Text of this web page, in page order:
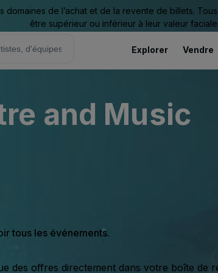
de l’achat et de la revente de billets.
être supérieur ou inférieur à leur valeur faciale.
Explorer Vendre
and Music
tous les événements.
des offres directement dans votre boîte de